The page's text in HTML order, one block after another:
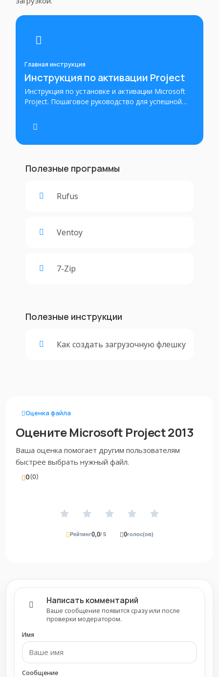
Главная инструкция
Инструкция по активации Project
Инструкция по установке и активации Microsoft
Project. Пошаговое руководство для успешной
проектами и его активации с использованием
лицензионного ключа или учетной записи
Microsoft.
Полезные программы
Rufus
Ventoy
7-Zip
Полезные инструкции
Как создать загрузочную флешку
Оценка файла
Оцените Microsoft Project 2013
Ваша оценка помогает другим пользователям
быстрее выбрать нужный файл.
0(0)
Рейтинг0,0/ 5 0голос(ов)
Написать комментарий
Ваше сообщение появится сразу или после
проверки модератором.
Имя
Сообщение